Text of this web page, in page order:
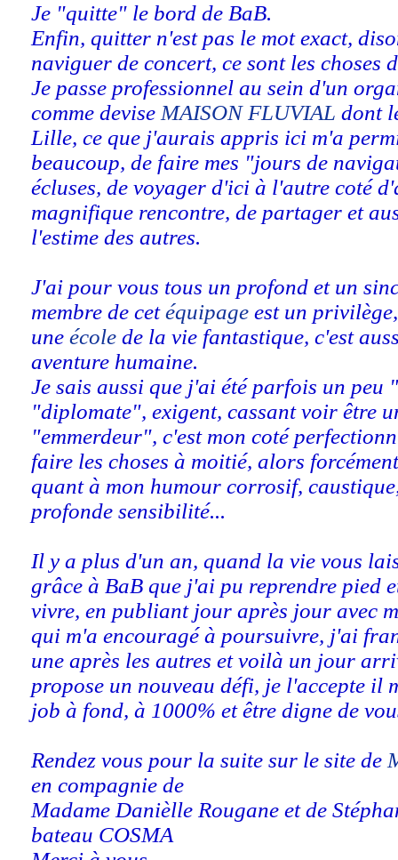
Je "quitte" le bord de BaB.
Enfin, quitter n'est pas le mot exact,
naviguer de concert, ce sont les choses
Je passe professionnel au sein d'un
comme devise MAISON FLUVIAL dont
Lille, ce que j'aurais appris ici m'a
beaucoup, de faire mes "jours de
écluses, de voyager d'ici à l'autre coté
magnifique rencontre, de partager et
l'estime des autres.
J'ai pour vous tous un profond et un
membre de cetéquipage est un
une école de la vie fantastique, c'est
aventure humaine.
Je sais aussi que j'ai été parfois un peu
"diplomate", exigent, cassant voir être
"emmerdeur", c'est mon coté
faire les choses à moitié, alors
quant à mon humour corrosif,
profonde sensibilité...
Il y a plus d'un an, quand la vie vous
grâce à BaB que j'ai pu reprendre pied
vivre, en publiant jour après jour avec
qui m'a encouragé à poursuivre, j'ai
une après les autres et voilà un jour
propose un nouveau défi, je l'accepte il
job à fond, à 1000% et être digne de
Rendez vous pour la suite sur le site de
en compagnie de
Madame Danièlle Rougane et de
bateau COSMA